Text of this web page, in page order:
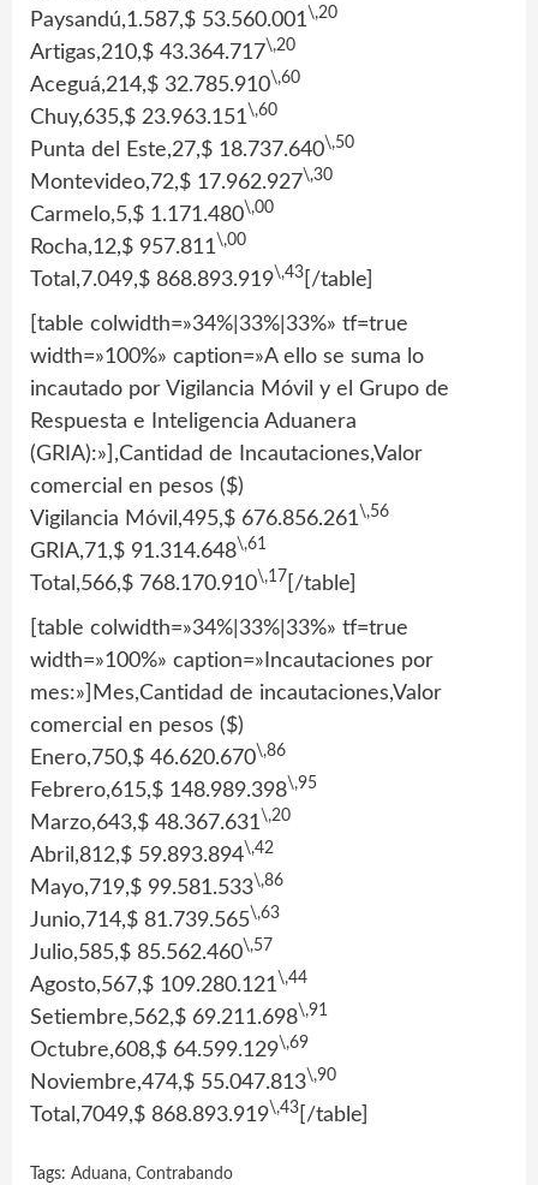
Paysandú,1.587,$ 53.560.001\,20
Artigas,210,$ 43.364.717\,20
Aceguá,214,$ 32.785.910\,60
Chuy,635,$ 23.963.151\,60
Punta del Este,27,$ 18.737.640\,50
Montevideo,72,$ 17.962.927\,30
Carmelo,5,$ 1.171.480\,00
Rocha,12,$ 957.811\,00
Total,7.049,$ 868.893.919\,43 [/table]
[table colwidth=»34%|33%|33%» tf=true
width=»100%» caption=»A ello se suma lo
incautado por Vigilancia Móvil y el Grupo de
Respuesta e Inteligencia Aduanera
(GRIA):»],Cantidad de Incautaciones,Valor
comercial en pesos ($)
Vigilancia Móvil,495,$ 676.856.261\,56
GRIA,71,$ 91.314.648\,61
Total,566,$ 768.170.910\,17 [/table]
[table colwidth=»34%|33%|33%» tf=true
width=»100%» caption=»Incautaciones por
mes:»]Mes,Cantidad de incautaciones,Valor
comercial en pesos ($)
Enero,750,$ 46.620.670\,86
Febrero,615,$ 148.989.398\,95
Marzo,643,$ 48.367.631\,20
Abril,812,$ 59.893.894\,42
Mayo,719,$ 99.581.533\,86
Junio,714,$ 81.739.565\,63
Julio,585,$ 85.562.460\,57
Agosto,567,$ 109.280.121\,44
Setiembre,562,$ 69.211.698\,91
Octubre,608,$ 64.599.129\,69
Noviembre,474,$ 55.047.813\,90
Total,7049,$ 868.893.919\,43 [/table]
Tags: Aduana, Contrabando